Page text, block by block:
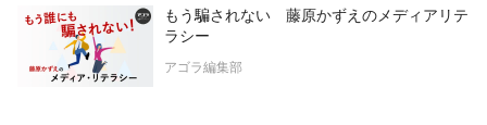
もう騙されない 藤原かずえのメディアリテ
ラシー
アゴラ編集部